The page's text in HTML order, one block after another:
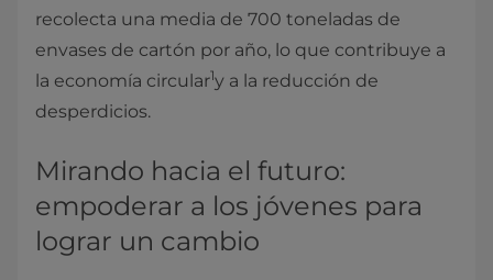
recolecta una media de 700 toneladas de
envases de cartón por año, lo que contribuye a
la economía circular1y a la reducción de
desperdicios.
Mirando hacia el futuro:
empoderar a los jóvenes para
lograr un cambio